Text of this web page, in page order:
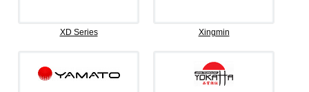
XD Series Xingmin